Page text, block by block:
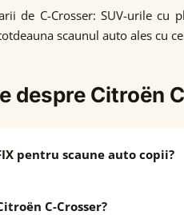
de C-Crosser: SUV-urile cu
scaunul auto ales cu
despre Citroën
pentru scaune auto copii?
C-Crosser?